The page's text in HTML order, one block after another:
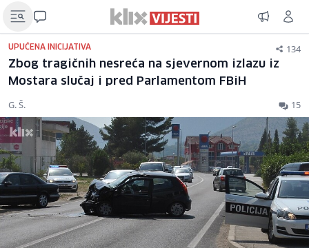
UPUĆENA INICIJATIVA 134
Zbog tragičnih nesreća na sjevernom izlazu iz
Mostara slučaj i pred Parlamentom FBiH
G. Š. 15